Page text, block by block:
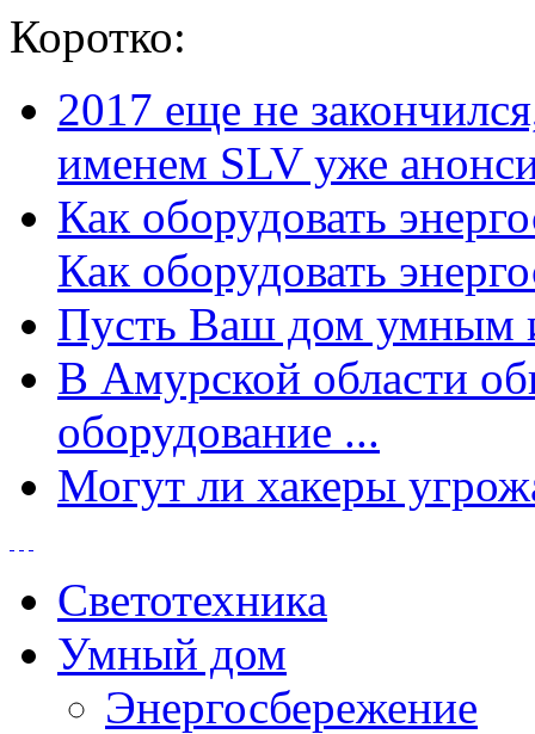
Коротко:
2017 еще не
именем SLV уже
Как оборудовать
Как оборудовать
Пусть Ваш дом умным
В Амурской области
оборудование ...
Могут ли хакеры
Светотехника
Умный дом
Энергосбережение